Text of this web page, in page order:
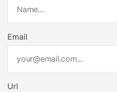
Email
Url